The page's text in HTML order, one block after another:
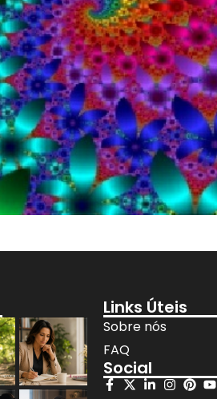
Links Úteis
Sobre nós
FAQ
Social